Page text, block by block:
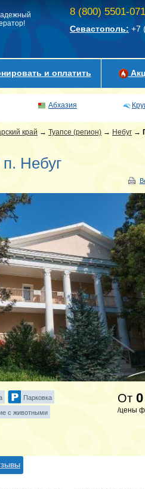
8 (800) 5501-071
Севастополь: +7
и оплатить
Абхазия
край → Туапсе (регион) → Небуг →
Небуг
Парковка
с животными
От 0
/цены